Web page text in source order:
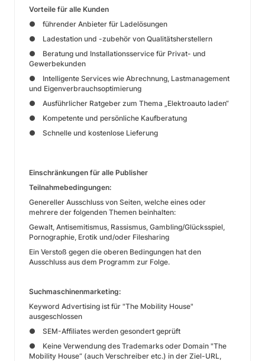
Vorteile für alle Kunden
● führender Anbieter für Ladelösungen
● Ladestation und -zubehör von Qualitätsherstellern
● Beratung und Installationsservice für Privat- und
Gewerbekunden
● Intelligente Services wie Abrechnung, Lastmanagement
und Eigenverbrauchsoptimierung
● Ausführlicher Ratgeber zum Thema „Elektroauto laden“
● Kompetente und persönliche Kaufberatung
● Schnelle und kostenlose Lieferung
Einschränkungen für alle Publisher
Teilnahmebedingungen:
Genereller Ausschluss von Seiten, welche eines oder
mehrere der folgenden Themen beinhalten:
Gewalt, Antisemitismus, Rassismus, Gambling/Glücksspiel,
Pornographie, Erotik und/oder Filesharing
Ein Verstoß gegen die oberen Bedingungen hat den
Ausschluss aus dem Programm zur Folge.
Suchmaschinenmarketing:
Keyword Advertising ist für "The Mobility House"
ausgeschlossen
● SEM-Affiliates werden gesondert geprüft
● Keine Verwendung des Trademarks oder Domain "The
Mobility House“ (auch Verschreiber etc.) in der Ziel-URL,